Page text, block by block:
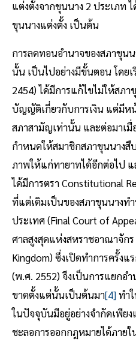
แต่งตั้งจากขุนนาง 2 ประเภท
ขุนนางแต่งตั้ง เป็นต้น
การลดทอนอำนาจของสภาขุน
นั้น เป็นไปอย่างมีขั้นตอน โดย
2454) ได้มีการแก้ไขไม่ให้สภา
บัญญัติเกี่ยวกับการเงิน แต่มีห
สภาสามัญเท่านั้น และต่อมาเมื่
กำหนดให้สมาชิกสภาขุนนางสื
ภาพให้แก่ทายาทได้อีกต่อไป
ได้มีการตรา Constitutional
ที่แต่เดิมเป็นของสภาขุนนางท
ประเทศ (Final Court of
ศาลสูงสุดแห่งสหราชอาณาจัก
Kingdom) ซึ่งเปิดทำการครั้ง
(พ.ศ. 2552) จึงเป็นการแยกอำ
ขาดตั้งแต่นั้นเป็นต้นมา[4]ทำ
ในปัจจุบันมีอยู่อย่างจำกัดเพีย
ชะลอการออกกฎหมายได้ภายใ